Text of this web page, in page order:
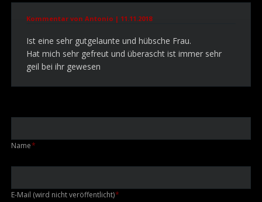
Kommentar von Antonio | 11.11.2018
Ist eine sehr gutgelaunte und hübsche Frau.
Hat mich sehr gefreut und überascht ist immer sehr
geil bei ihr gewesen
Pflichtfeld
Name*
Pflichtfeld
E-Mail (wird nicht veröffentlicht)*